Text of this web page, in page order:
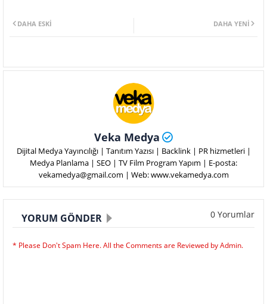
DAHA YENI
DAHA ESKI
Veka Medya
Dijital Medya Yayıncılığı | Tanıtım Yazısı | Backlink | PR hizmetleri |
Medya Planlama | SEO | TV Film Program Yapım | E-posta:
vekamedya@gmail.com | Web: www.vekamedya.com
YORUM GÖNDER 0 Yorumlar
* Please Don't Spam Here. All the Comments are Reviewed by Admin.